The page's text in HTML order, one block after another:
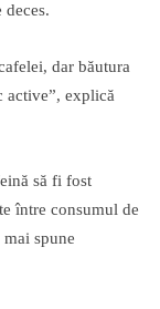
dar băutura
active”, explică
să fi fost
între consumul de
spune